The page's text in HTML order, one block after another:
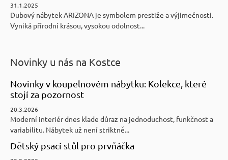
31.1.2025
Dubový nábytek ARIZONA je symbolem prestiže a výjimečnosti.
Vyniká přírodní krásou, vysokou odolnost...
Novinky u nás na Kostce
Novinky v koupelnovém nábytku: Kolekce, které
stojí za pozornost
20.3.2026
Moderní interiér dnes klade důraz na jednoduchost, funkčnost a
variabilitu. Nábytek už není striktně...
Dětský psací stůl pro prvňáčka